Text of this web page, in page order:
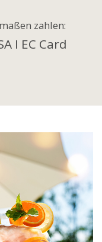
zahlen:
I EC Card